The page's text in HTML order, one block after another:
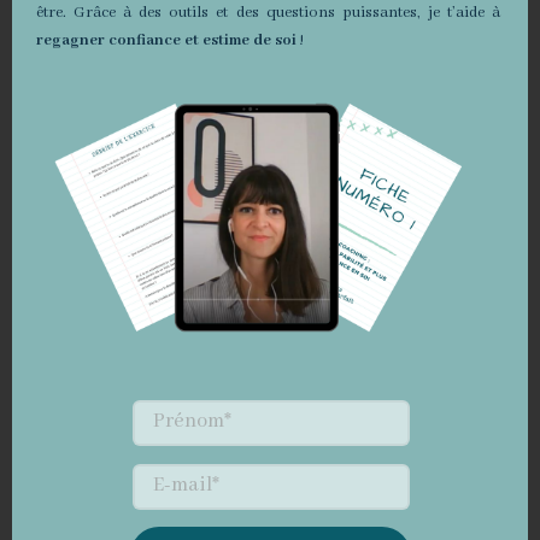
Admettons cette fois que tu n’es en fait
dont tu te sens coupable. Maintenant que tu as
pleinement réalisé que tu n’y peux rien, quelle
autre pensée pourrais-tu formuler à présent ?
En répondant à ces questions d’introspection, tu
pourrasentamer un processus de transformation
de la culpabilité pour en faire une force.
prendre du recul, detirer des leçons
sentir plus serein.e.
Et n’oublie pas que nous sommes tous des super
parents plus qu’imparfaits ! 🎉
être. Grâce à des outils et des questions puissantes, je t’aide à
regagner confiance et estime de soi !